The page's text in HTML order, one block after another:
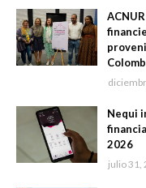
Nequi
2026
julio 31,